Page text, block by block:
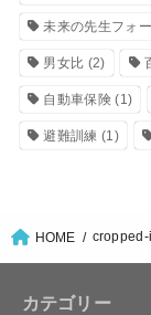
未来の先生フォ
男女比 (2)
自動車保険(1)
避難訓練 (1)
HOME
カテゴリー